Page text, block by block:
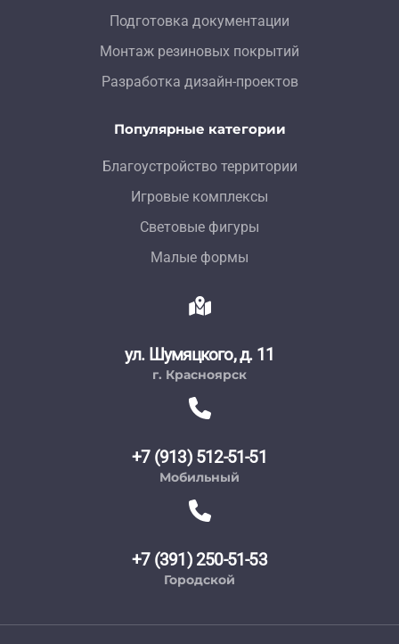
Подготовка документации
Монтаж резиновых покрытий
Разработка дизайн-проектов
Популярные категории
Благоустройство территории
Игровые комплексы
Световые фигуры
Малые формы
ул. Шумяцкого, д. 11
г. Красноярск
+7 (913) 512-51-51
Мобильный
+7 (391) 250-51-53
Городской